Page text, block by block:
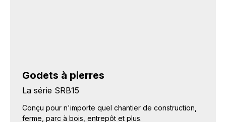
Godets à pierres
La série SRB15
Conçu pour n'importe quel chantier de construction,
ferme, parc à bois, entrepôt et plus.